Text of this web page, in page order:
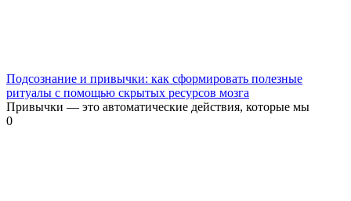
Подсознание и привычки: как сформировать полезные
ритуалы с помощью скрытых ресурсов мозга
Привычки — это автоматические действия, которые мы
0